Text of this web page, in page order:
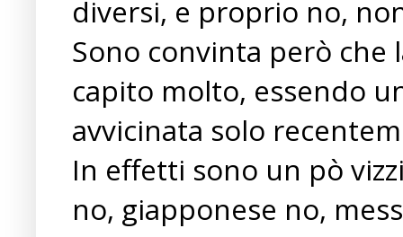
diversi, e proprio no,
Sono convinta però
capito molto, essendo
avvicinata solo
In effetti sono un pò
no, giapponese no,